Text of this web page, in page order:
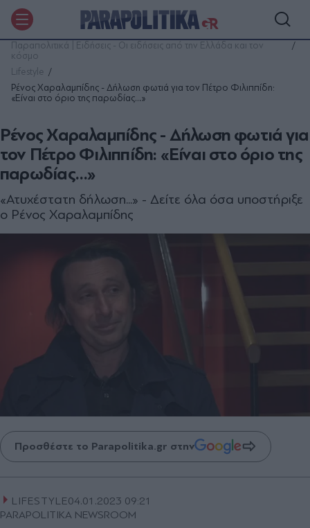
Παραπολιτικά | Ειδήσεις - Οι ειδήσεις από την Ελλάδα και τον
κόσμο
Lifestyle
Ρένος Χαραλαμπίδης - Δήλωση φωτιά για τον Πέτρο Φιλιππίδη:
«Είναι στο όριο της παρωδίας…»
Ρένος Χαραλαμπίδης - Δήλωση φωτιά για
τον Πέτρο Φιλιππίδη: «Είναι στο όριο της
παρωδίας…»
«Ατυχέστατη δήλωση...» - Δείτε όλα όσα υποστήριξε
ο Ρένος Χαραλαμπίδης
Προσθέστε το Parapolitika.gr στην
LIFESTYLE04.01.2023 09:21
PARAPOLITIKA NEWSROOM